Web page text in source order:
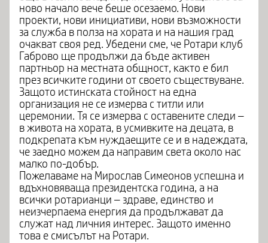
ново начало вече беше осезаемо. Нови
проекти, нови инициативи, нови възможности
за служба в полза на хората и на нашия град
очакват своя ред. Убедени сме, че Ротари клуб
Габрово ще продължи да бъде активен
партньор на местната общност, както е бил
през всичките години от своето съществуване.
Защото истинската стойност на една
организация не се измерва с титли или
церемонии. Тя се измерва с оставените следи –
в живота на хората, в усмивките на децата, в
подкрепата към нуждаещите се и в надеждата,
че заедно можем да направим света около нас
малко по-добър.
Пожелаваме на Мирослав Симеонов успешна и
вдъхновяваща президентска година, а на
всички ротарианци – здраве, единство и
неизчерпаема енергия да продължават да
служат над личния интерес. Защото именно
това е смисълът на Ротари.